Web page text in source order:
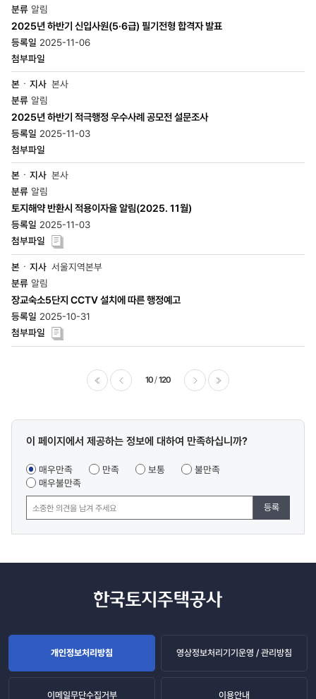
알림
2025년 하반기 신입사원(5·6급) 필기전형 합격자 발표
2025-11-06
본사
알림
2025년 하반기 적극행정 우수사례 공모전 설문조사
2025-11-03
본사
알림
토지해약 반환시 적용이자율 알림(2025. 11월)
2025-11-03
서울지역본부
알림
장교숙소5단지 CCTV 설치에 따른 행정예고
2025-10-31
10 120
콘텐츠
조사
이 페이지에서 제공하는 정보에 대하여 만족하십니까?
매우만족 만족 보통
불만족
매우불만족
등록
개인정보처리방침 영상정보처리기기운영 / 관리방침
이메일무단수집거부 이용안내